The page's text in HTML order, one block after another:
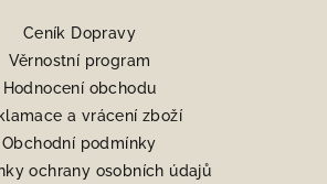
Ceník Dopravy
Věrnostní program
Hodnocení obchodu
a vrácení zboží
Obchodní podmínky
ochrany osobních údajů